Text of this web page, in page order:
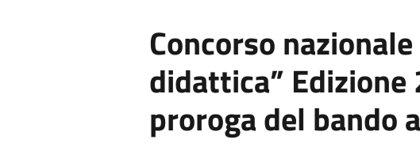
Concorso
didattica”
proroga del bando